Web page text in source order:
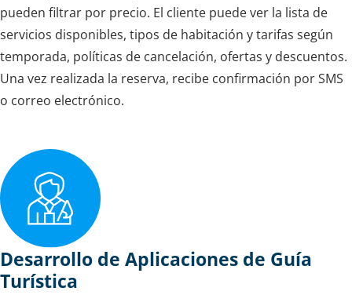
pueden filtrar por precio. El cliente puede ver la lista de
servicios disponibles, tipos de habitación y tarifas según
temporada, políticas de cancelación, ofertas y descuentos.
Una vez realizada la reserva, recibe confirmación por SMS
o correo electrónico.
Desarrollo de Aplicaciones de Guía
Turística